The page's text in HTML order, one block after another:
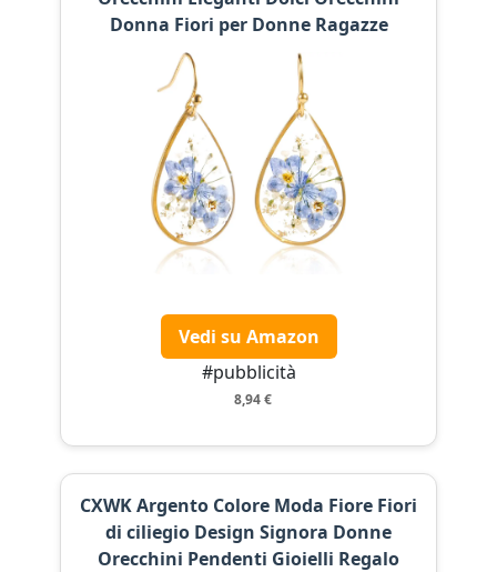
Donna Fiori per Donne Ragazze
Vedi su Amazon
#pubblicità
8,94 €
CXWK Argento Colore Moda Fiore Fiori
di ciliegio Design Signora Donne
Orecchini Pendenti Gioielli Regalo